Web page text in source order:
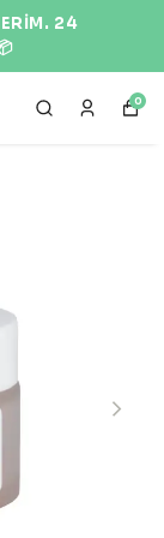
DOĞAL ÜRÜNLER
0